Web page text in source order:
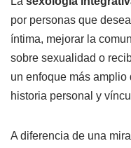
por personas que
íntima, mejorar la
sobre sexualidad o
un enfoque más
historia personal y
A diferencia de una